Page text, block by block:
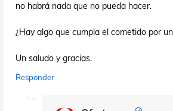
no habrá nada que no pueda hacer.
¿Hay algo que cumpla el cometido por
Un saludo y gracias.
Responder